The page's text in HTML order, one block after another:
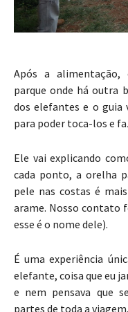
Após a alimentação,
parque onde há outra
dos elefantes e o guia
para poder toca-los e
Ele vai explicando
cada ponto, a orelha
pele nas costas é
arame. Nosso contato
esse é o nome dele).
É uma experiência
elefante, coisa que eu
e nem pensava que
partes de toda a viagem.